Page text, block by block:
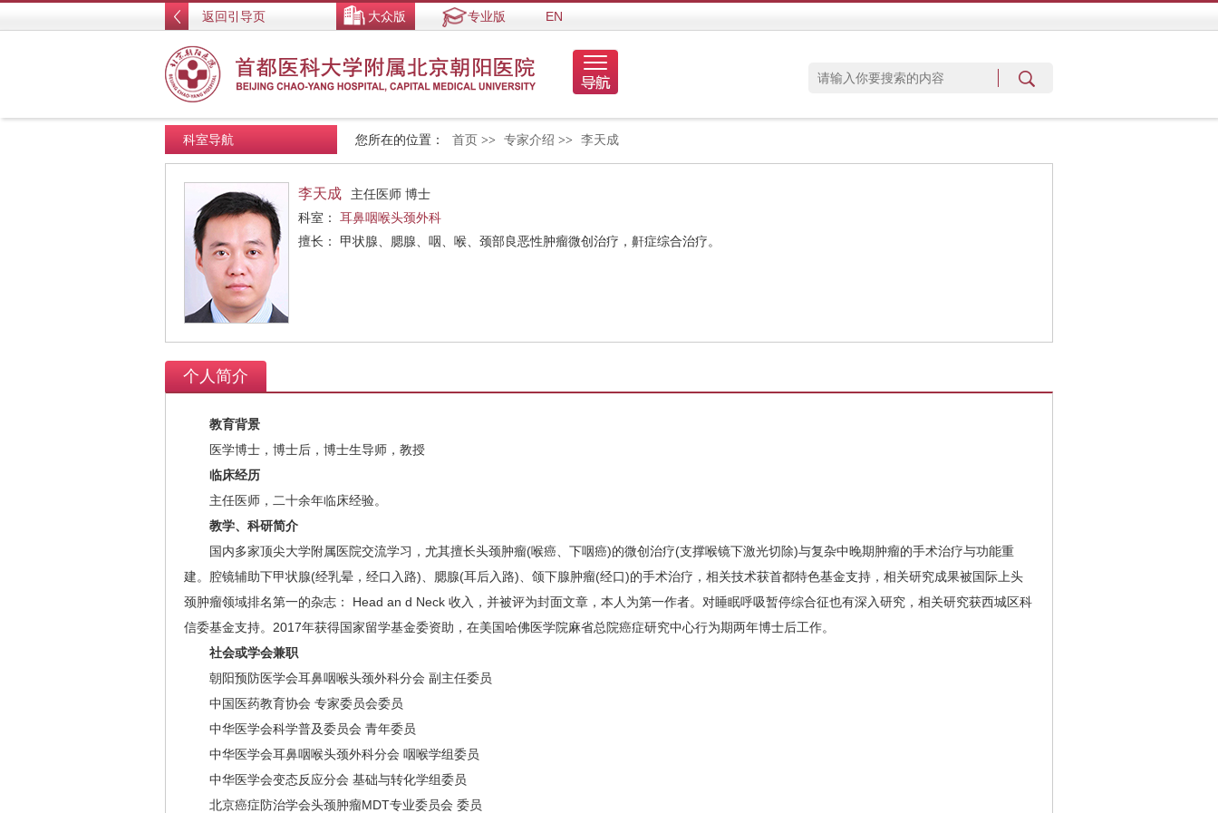
返回引导页 大众版 专业版 EN
您所在的位置： 首页 >> 专家介绍 >> 李天成
科室导航
李天成
主任医师 博士
科室： 耳鼻咽喉头颈外科
擅长： 甲状腺、腮腺、咽、喉、颈部良恶性肿瘤微创治疗，鼾症综合治疗。
个人简介
教育背景
医学博士，博士后，博士生导师，教授
临床经历
主任医师，二十余年临床经验。
教学、科研简介
国内多家顶尖大学附属医院交流学习，尤其擅长头颈肿瘤(喉癌、下咽癌)的微创治疗(支撑喉镜下激光切除)与复杂中晚期肿瘤的手术治疗与功能重
建。腔镜辅助下甲状腺(经乳晕，经口入路)、腮腺(耳后入路)、颌下腺肿瘤(经口)的手术治疗，相关技术获首都特色基金支持，相关研究成果被国际上头
颈肿瘤领域排名第一的杂志： Head an d Neck 收入，并被评为封面文章，本人为第一作者。对睡眠呼吸暂停综合征也有深入研究，相关研究获西城区科
信委基金支持。2017年获得国家留学基金委资助，在美国哈佛医学院麻省总院癌症研究中心行为期两年博士后工作。
社会或学会兼职
朝阳预防医学会耳鼻咽喉头颈外科分会 副主任委员
中国医药教育协会 专家委员会委员
中华医学会科学普及委员会 青年委员
中华医学会耳鼻咽喉头颈外科分会 咽喉学组委员
中华医学会变态反应分会 基础与转化学组委员
北京癌症防治学会头颈肿瘤MDT专业委员会 委员